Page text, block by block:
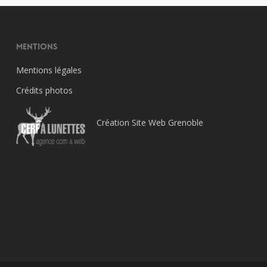
Mentions
Mentions légales
Crédits photos
Création Site Web Grenoble